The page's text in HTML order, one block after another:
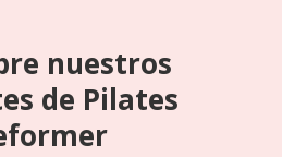
nuestros
de Pilates